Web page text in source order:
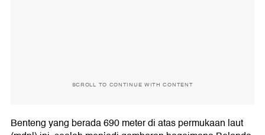
SCROLL TO CONTINUE WITH CONTENT
Benteng yang berada 690 meter di atas permukaan laut